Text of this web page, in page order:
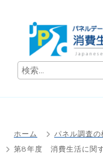
ス対費
活
に
ホーム パネル調査の
第8年度 消費生活に関